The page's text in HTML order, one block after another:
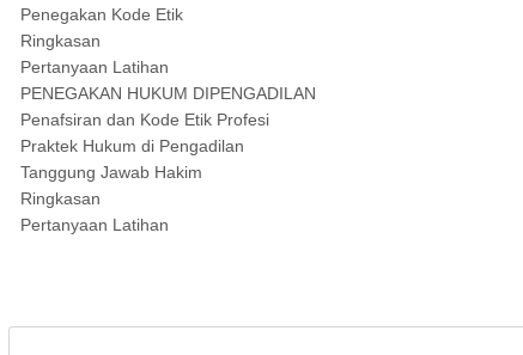
Penegakan Kode Etik
Ringkasan
Pertanyaan Latihan
PENEGAKAN HUKUM DIPENGADILAN
Penafsiran dan Kode Etik Profesi
Praktek Hukum di Pengadilan
Tanggung Jawab Hakim
Ringkasan
Pertanyaan Latihan